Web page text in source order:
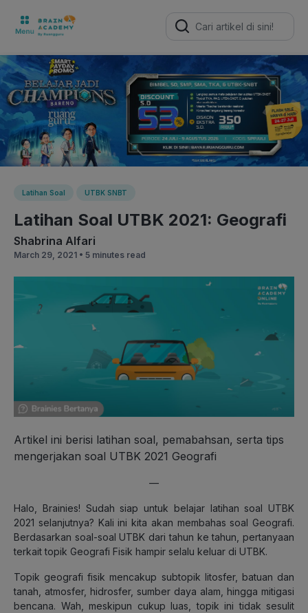
Search
for:
Latihan Soal UTBK SNBT
Latihan Soal UTBK 2021: Geografi
Shabrina Alfari
March 29, 2021 • 5 minutes read
Artikel ini berisi latihan soal, pemabahsan, serta tips
mengerjakan soal UTBK 2021 Geografi
—
Halo, Brainies! Sudah siap untuk belajar latihan soal UTBK
2021 selanjutnya? Kali ini kita akan membahas soal Geografi.
Berdasarkan soal-soal UTBK dari tahun ke tahun, pertanyaan
terkait topik Geografi Fisik hampir selalu keluar di UTBK.
Topik geografi fisik mencakup subtopik litosfer, batuan dan
tanah, atmosfer, hidrosfer, sumber daya alam, hingga mitigasi
bencana. Wah, meskipun cukup luas, topik ini tidak sesulit